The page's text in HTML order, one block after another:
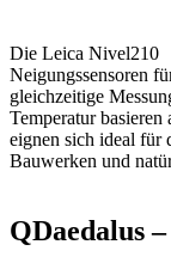
Die Leica Nivel210
Neigungssensoren
gleichzeitige
Temperatur
eignen sich ideal für
Bauwerken und
QDaedalus